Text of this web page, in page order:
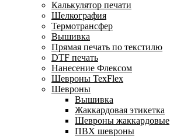
Калькулятор печати
Шелкография
Термотрансфер
Вышивка
Прямая печать по текстилю
DTF печать
Нанесение Флексом
Шевроны TexFlex
Шевроны
Вышивка
Жаккардовая этикетка
Шевроны жаккардовые
ПВХ шевроны